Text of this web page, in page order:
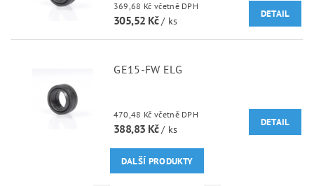
369,68 Kč včetně DPH
305,52 Kč/ ks
DETAIL
GE15-FW ELG
470,48 Kč včetně DPH
388,83 Kč/ ks
DETAIL
DALŠÍ PRODUKTY